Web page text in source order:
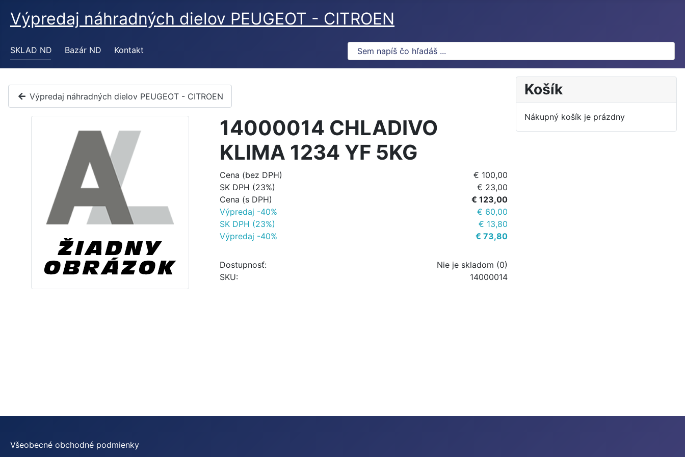
Výpredaj náhradných dielov PEUGEOT - CITROEN
SKLAD ND Bazár ND Kontakt
Výpredaj náhradných dielov PEUGEOT - CITROEN
14000014 CHLADIVO
KLIMA 1234 YF 5KG
Cena (bez DPH)
€ 100,00
SK DPH (23%)
€ 23,00
Cena (s DPH)
€ 123,00
Výpredaj -40%
€ 60,00
SK DPH (23%)
€ 13,80
Výpredaj -40%
€ 73,80
Dostupnosť:
Nie je skladom (0)
SKU:
14000014
Košík
Nákupný košík je prázdny
Všeobecné obchodné podmienky